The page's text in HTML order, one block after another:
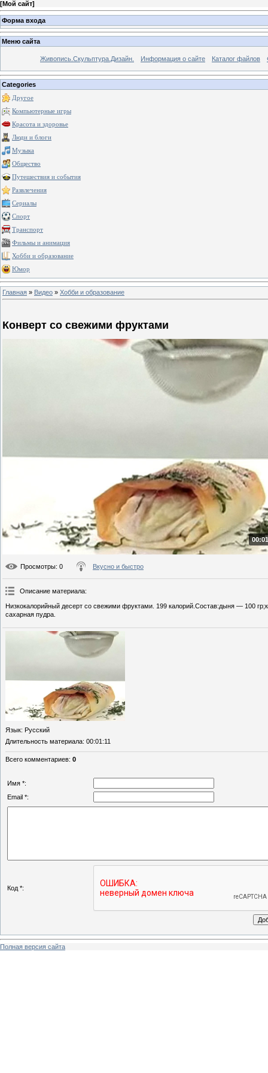
[Мой сайт]
Форма входа
Меню сайта
Живопись.Скульптура.Дизайн. Информация о сайте Каталог файлов
Categories
Другое
Компьютерные игры
Красота и здоровье
Люди и блоги
Музыка
Общество
Путешествия и события
Развлечения
Сериалы
Спорт
Транспорт
Фильмы и анимация
Хобби и образование
Юмор
Главная » Видео » Хобби и образование
Конверт со свежими фруктами
Просмотры: 0 Вкусно и быстро
Описание материала:
Низкокалорийный десерт со свежими фруктами. 199 калорий.Состав:дыня — 100
сахарная пудра.
Язык: Русский
Длительность материала: 00:01:11
Всего комментариев: 0
Имя *:
Email *:
Код *:
Полная версия сайта